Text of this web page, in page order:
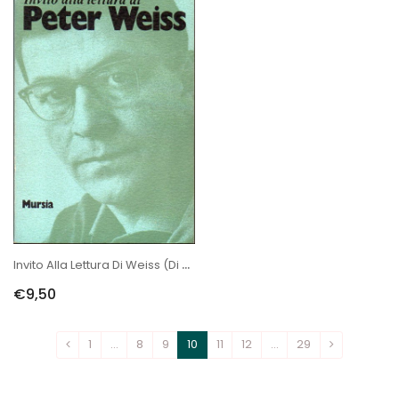
Invito Alla Lettura Di Weiss (di Pasinato A.)
€9,50
1 … 8 9 10 11 12 … 29